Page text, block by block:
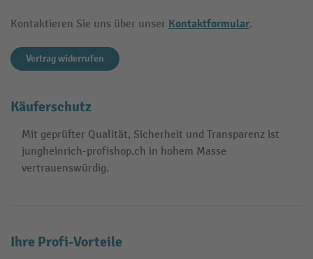
Kontaktieren Sie uns über unser Kontaktformular.
Vertrag widerrufen
Käuferschutz
Mit geprüfter Qualität, Sicherheit und Transparenz ist
jungheinrich-profishop.ch in hohem Masse
vertrauenswürdig.
Ihre Profi-Vorteile